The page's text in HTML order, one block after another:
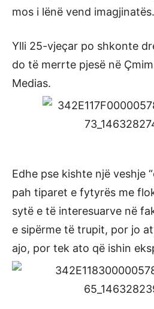
mos i lënë vend imagjinatës.
Ylli 25-vjeçar po shkonte
do të merrte pjesë në
Medias.
Edhe pse kishte një veshje
pah tiparet e fytyrës me
sytë e të interesuarve në
e sipërme të trupit, por jo
ajo, por tek ato që ishin